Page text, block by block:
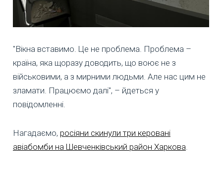
"Вікна вставимо. Це не проблема. Проблема –
країна, яка щоразу доводить, що воює не з
військовими, а з мирними людьми. Але нас цим не
зламати. Працюємо далі", – йдеться у
повідомленні.
Нагадаємо, росіяни скинули три керовані
авіабомби на Шевченківський район Харкова.